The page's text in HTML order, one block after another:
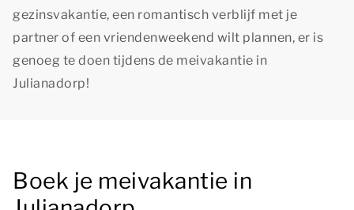
gezinsvakantie, een romantisch verblijf met je
partner of een vriendenweekend wilt plannen, er is
genoeg te doen tijdens de meivakantie in
Julianadorp!
Boek je meivakantie in